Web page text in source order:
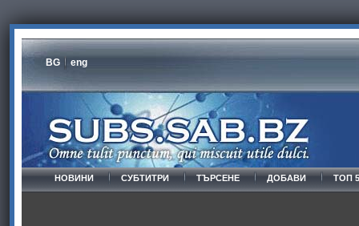
BG eng
НОВИНИ СУБТИТРИ ТЪРСЕНЕ ДОБАВИ ТОП